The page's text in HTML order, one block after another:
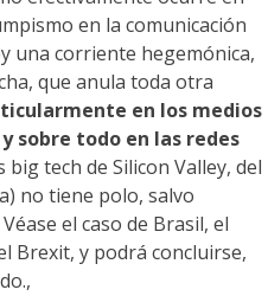
en la comunicación
una corriente hegemónica,
que anula toda otra
en los medios
y sobre todo en las redes
tech de Silicon Valley, del
no tiene polo, salvo
el caso de Brasil, el
Brexit, y podrá concluirse,